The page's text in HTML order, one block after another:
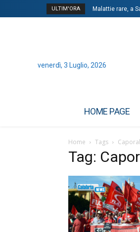
ULTIM'ORA Malattie rare, a
venerdì, 3 Luglio, 2026
HOME PAGE
Home Tags
Tag: